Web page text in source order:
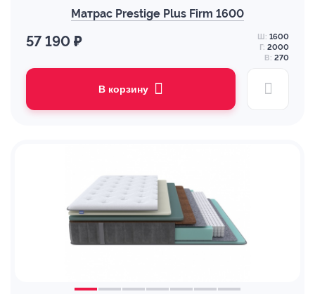
Матрас Prestige Plus Firm 1600
57 190 ₽ Ш: 1600
Г: 2000
В: 270
В корзину